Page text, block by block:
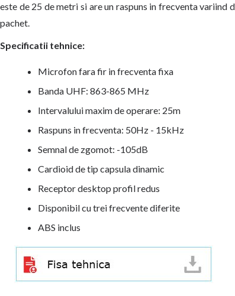
este de 25 de metri si are un raspuns in frecventa variind
pachet.
Specificatii tehnice:
Microfon fara fir in frecventa fixa
Banda UHF: 863-865 MHz
Intervalului maxim de operare: 25m
Raspuns in frecventa: 50Hz - 15kHz
Semnal de zgomot: -105dB
Cardioid de tip capsula dinamic
Receptor desktop profil redus
Disponibil cu trei frecvente diferite
ABS inclus